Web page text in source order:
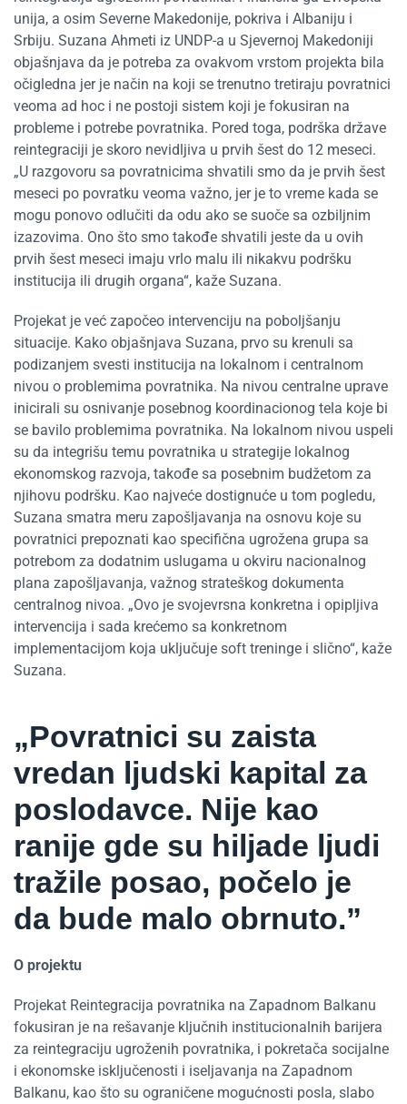
unija, a osim Severne Makedonije, pokriva i Albaniju i
Srbiju. Suzana Ahmeti iz UNDP-a u Sjevernoj Makedoniji
objašnjava da je potreba za ovakvom vrstom projekta bila
očigledna jer je način na koji se trenutno tretiraju povratnici
veoma ad hoc i ne postoji sistem koji je fokusiran na
probleme i potrebe povratnika. Pored toga, podrška države
reintegraciji je skoro nevidljiva u prvih šest do 12 meseci.
„U razgovoru sa povratnicima shvatili smo da je prvih šest
meseci po povratku veoma važno, jer je to vreme kada se
mogu ponovo odlučiti da odu ako se suoče sa ozbiljnim
izazovima. Ono što smo takođe shvatili jeste da u ovih
prvih šest meseci imaju vrlo malu ili nikakvu podršku
institucija ili drugih organa“, kaže Suzana.
Projekat je već započeo intervenciju na poboljšanju
situacije. Kako objašnjava Suzana, prvo su krenuli sa
podizanjem svesti institucija na lokalnom i centralnom
nivou o problemima povratnika. Na nivou centralne uprave
inicirali su osnivanje posebnog koordinacionog tela koje bi
se bavilo problemima povratnika. Na lokalnom nivou uspeli
su da integrišu temu povratnika u strategije lokalnog
ekonomskog razvoja, takođe sa posebnim budžetom za
njihovu podršku. Kao najveće dostignuće u tom pogledu,
Suzana smatra meru zapošljavanja na osnovu koje su
povratnici prepoznati kao specifična ugrožena grupa sa
potrebom za dodatnim uslugama u okviru nacionalnog
plana zapošljavanja, važnog strateškog dokumenta
centralnog nivoa. „Ovo je svojevrsna konkretna i opipljiva
intervencija i sada krećemo sa konkretnom
implementacijom koja uključuje soft treninge i slično“, kaže
Suzana.
„Povratnici su zaista
vredan ljudski kapital za
poslodavce. Nije kao
ranije gde su hiljade ljudi
tražile posao, počelo je
da bude malo obrnuto.”
O projektu
Projekat Reintegracija povratnika na Zapadnom Balkanu
fokusiran je na rešavanje ključnih institucionalnih barijera
za reintegraciju ugroženih povratnika, i pokretača socijalne
i ekonomske isključenosti i iseljavanja na Zapadnom
Balkanu, kao što su ograničene mogućnosti posla, slabo